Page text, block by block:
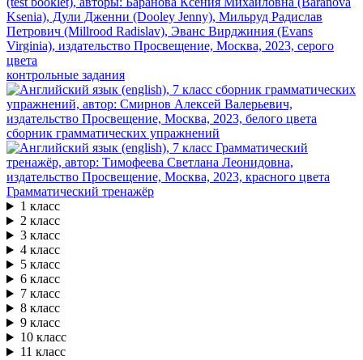
контрольные задания
сборник грамматических упражнений
Грамматический тренажёр
1 класс
2 класс
3 класс
4 класс
5 класс
6 класс
7 класс
8 класс
9 класс
10 класс
11 класс